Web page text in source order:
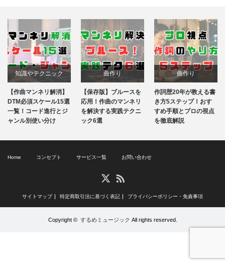
曲作り
知識やテクニック
音楽理論
【保存版】ブルースを
応用！作曲のマンネリ
を解決する実践テクニ
ック6選
曲作り
知識やテクニック
作詞歴20年が教える書
き方5ステップ！おす
すめ手順とプロの視点
を徹底解説
DTMの学び方
DTM
DTM歴15年が体験レビ
ュー！初心者におすす
めDTM教室7選【2026
最新版】〜選び方のポ
Home コンセプト サービス一覧 お問い合わせ
X
サイトマップ 特定商取引法に基づく表記 プライバシーポリシー・免責事項
Copyright © するめミュージック All rights reserved.